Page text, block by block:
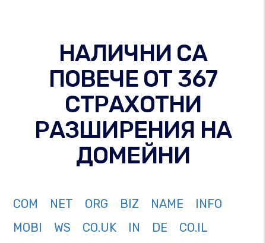
НАЛИЧНИ СА
ПОВЕЧЕ ОТ 367
СТРАХОТНИ
РАЗШИРЕНИЯ НА
ДОМЕЙНИ
COM NET ORG BIZ NAME
INFO
MOBI
WS CO.UK IN DE
CO.IL